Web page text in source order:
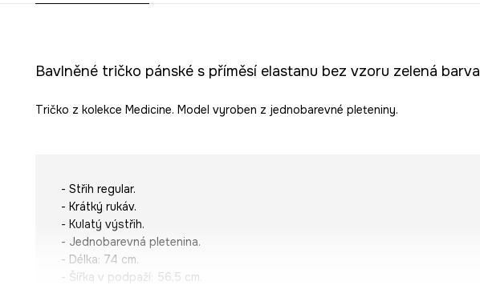
Bavlněné tričko pánské s příměsí elastanu bez vzoru zelená barva
Tričko z kolekce Medicine. Model vyroben z jednobarevné pleteniny.
- Střih regular.
- Krátký rukáv.
- Kulatý výstřih.
- Jednobarevná pletenina.
- Délka: 74 cm.
- Šířka v podpaží: 56,5 cm.